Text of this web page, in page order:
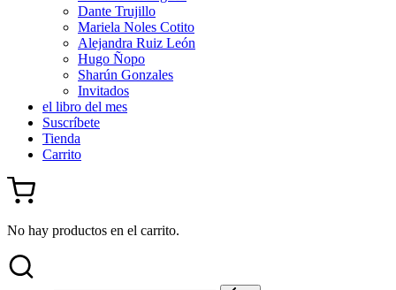
Dante Trujillo
Mariela Noles Cotito
Alejandra Ruiz León
Hugo Ñopo
Sharún Gonzales
Invitados
el libro del mes
Suscríbete
Tienda
Carrito
No hay productos en el carrito.